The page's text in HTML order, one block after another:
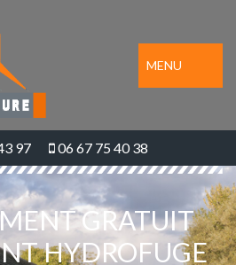
MENU
97 06 67 75 40 38
GRATUIT
HYDROFUGE